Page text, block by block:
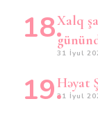
Xalq
31 İyul
Həyat
31 İyul